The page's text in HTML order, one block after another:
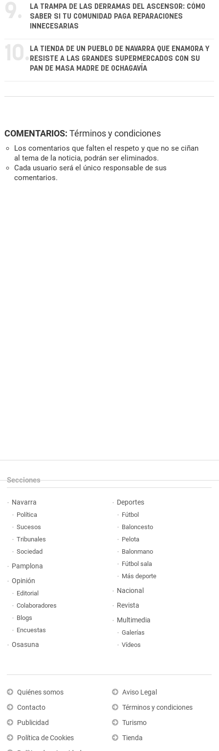
9.
LA TRAMPA DE LAS DERRAMAS DEL ASCENSOR: CÓMO
SABER SI TU COMUNIDAD PAGA REPARACIONES
INNECESARIAS
10. LA TIENDA DE UN PUEBLO DE NAVARRA QUE ENAMORA Y
RESISTE A LAS GRANDES SUPERMERCADOS CON SU
PAN DE MASA MADRE DE OCHAGAVÍA
COMENTARIOS: Términos y condiciones
Los comentarios que falten el respeto y que no se ciñan
al tema de la noticia, podrán ser eliminados.
Cada usuario será el único responsable de sus
comentarios.
Secciones
Navarra
Política
Sucesos
Tribunales
Sociedad
Pamplona
Opinión
Editorial
Colaboradores
Blogs
Encuestas
Osasuna
Deportes
Fútbol
Baloncesto
Pelota
Balonmano
Fútbol sala
Más deporte
Nacional
Revista
Multimedia
Galerías
Vídeos
Quiénes somos
Contacto
Publicidad
Política de Cookies
Aviso Legal
Términos y condiciones
Turismo
Tienda